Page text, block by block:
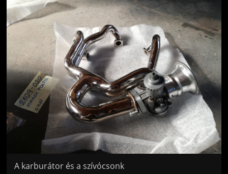
Jön még kép!
A karburátor és a szívócsonk